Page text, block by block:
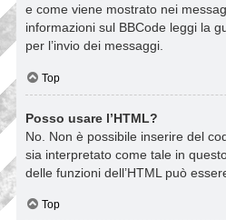
e come viene mostrato nei
informazioni sul BBCode leggi la
per l’invio dei messaggi.
Top
Posso usare l’HTML?
No. Non è possibile inserire del
sia interpretato come tale in
delle funzioni dell’HTML può
Top